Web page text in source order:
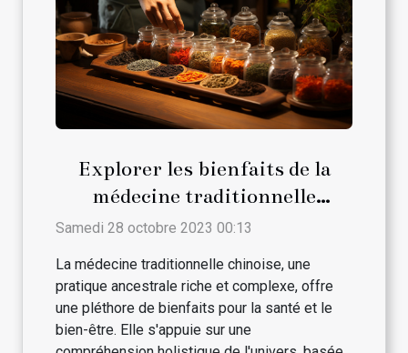
Explorer les bienfaits de la
médecine traditionnelle
chinoise
Samedi 28 octobre 2023 00:13
La médecine traditionnelle chinoise, une
pratique ancestrale riche et complexe, offre
une pléthore de bienfaits pour la santé et le
bien-être. Elle s'appuie sur une